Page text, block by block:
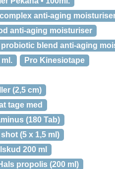
anti-aging
anti-aging moisturiser
blend anti-aging
ml.
Pro Kinesiotape
(2,5 cm)
tage med
(180 Tab)
(5 x 1,5 ml)
200 ml
propolis (200 ml)